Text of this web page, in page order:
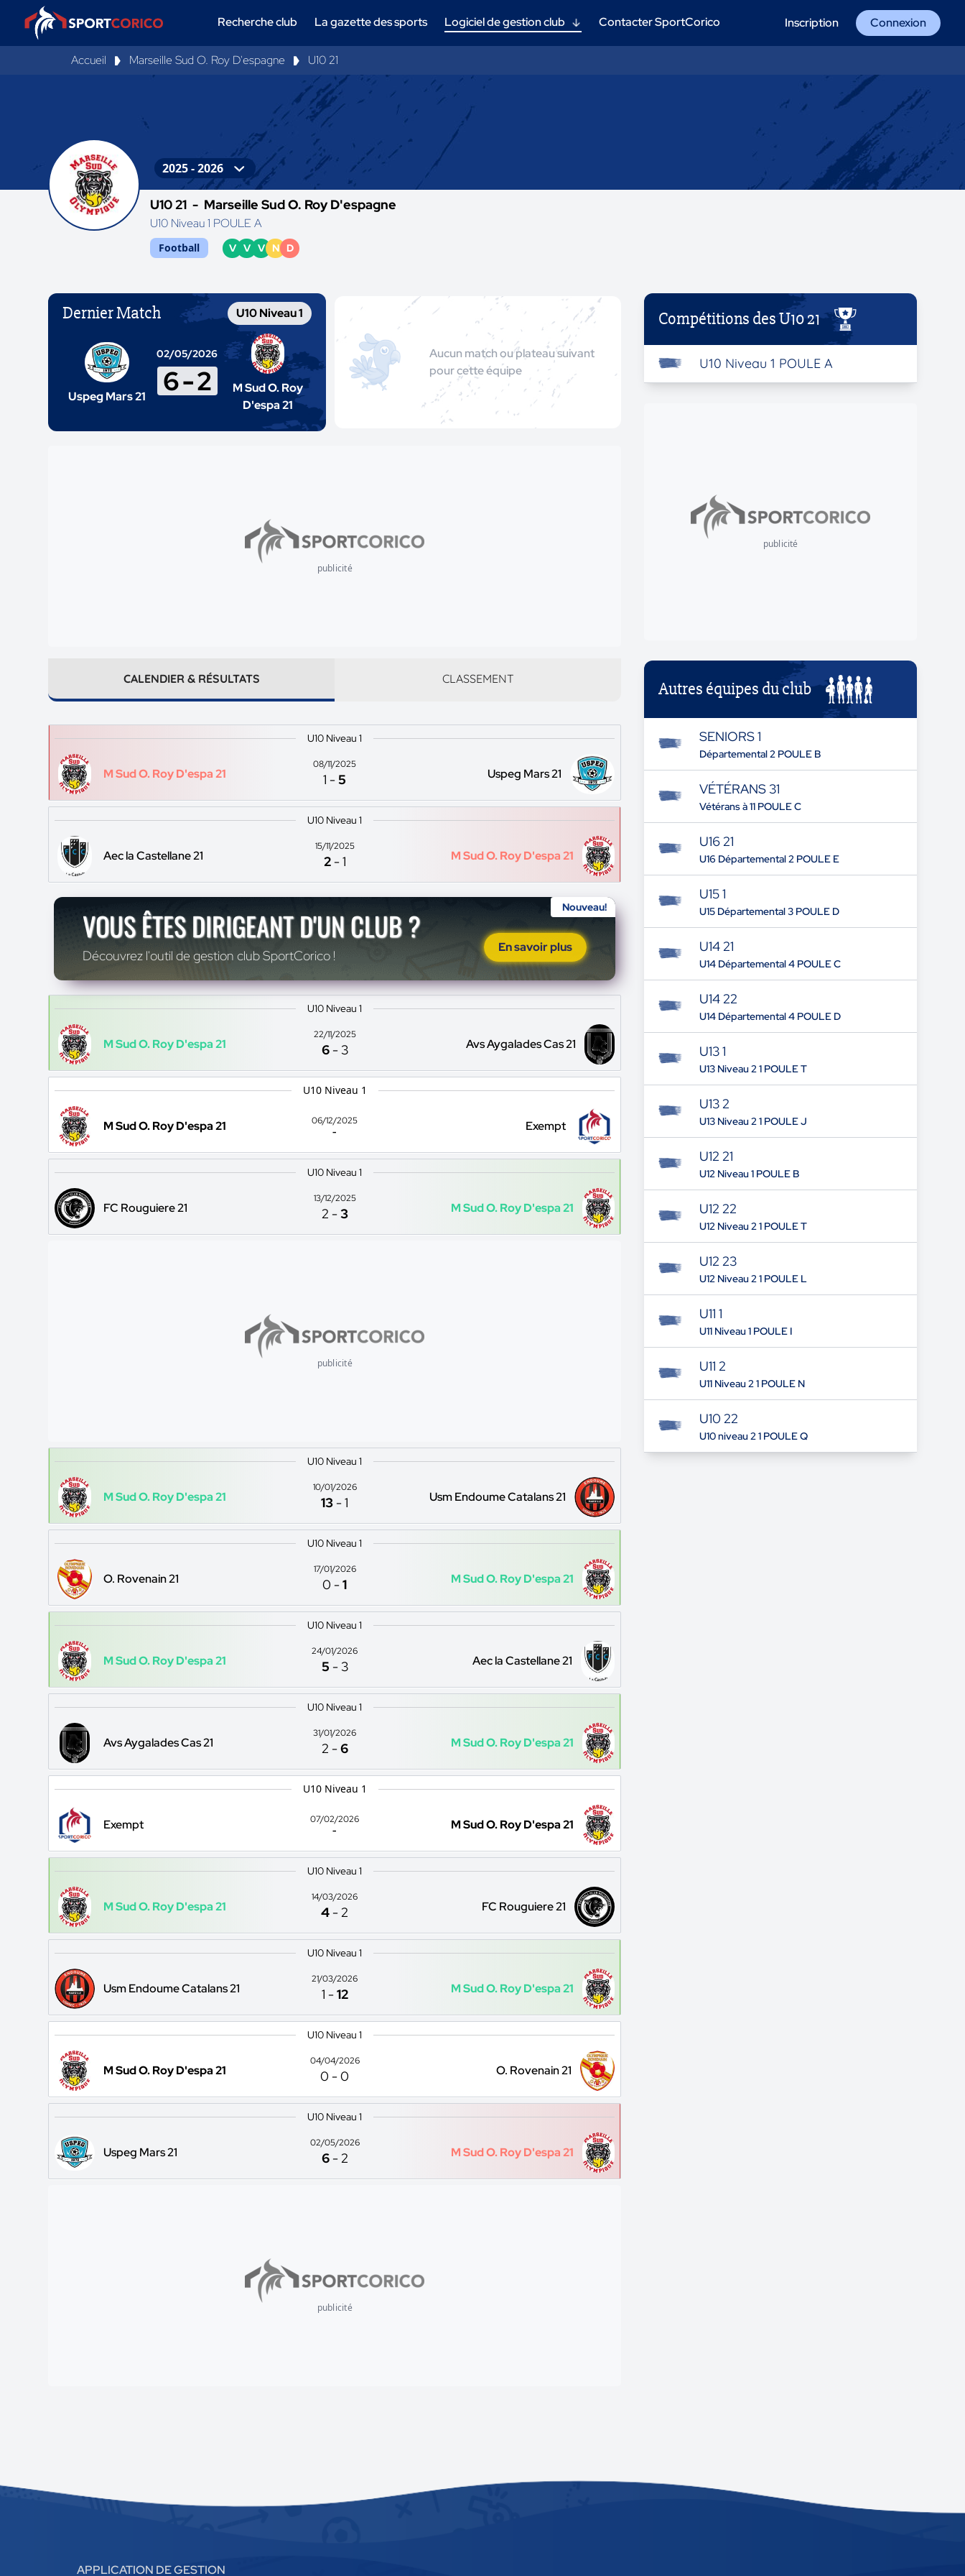
Recherche club La gazette des sports Logiciel de gestion club Contacter SportCorico Inscription Connexion
Accueil Marseille Sud O. Roy D'espagne U10 21
U10 21 - Marseille Sud O. Roy D'espagne
U10 Niveau 1 POULE A
Football V V V N D
Dernier Match U10 Niveau 1
Uspeg Mars 21
02/05/2026
6-2
M Sud O. Roy
D'espa 21
Aucun match ou plateau suivant
pour cette équipe
publicité
CALENDIER & RÉSULTATS CLASSEMENT
U10 Niveau 1
M Sud O. Roy D'espa 21
08/11/2025
1 -5 Uspeg Mars 21
U10 Niveau 1
Aec la Castellane 21
15/11/2025
2 -1 M Sud O. Roy D'espa 21
Nouveau!
VOUS ÊTES DIRIGEANT D'UN CLUB ?
Découvrez l'outil de gestion club SportCorico !
En savoir plus
U10 Niveau 1
M Sud O. Roy D'espa 21
22/11/2025
6 - 3 Avs Aygalades Cas 21
U10 Niveau 1
M Sud O. Roy D'espa 21
06/12/2025
-
Exempt
U10 Niveau 1
FC Rouguiere 21
13/12/2025
2 -3 M Sud O. Roy D'espa 21
publicité
U10 Niveau 1
M Sud O. Roy D'espa 21
10/01/2026
13 -1 Usm Endoume Catalans 21
U10 Niveau 1
O. Rovenain 21
17/01/2026
0 -1 M Sud O. Roy D'espa 21
U10 Niveau 1
M Sud O. Roy D'espa 21
24/01/2026
5 - 3 Aec la Castellane 21
U10 Niveau 1
Avs Aygalades Cas 21
31/01/2026
2 -6 M Sud O. Roy D'espa 21
U10 Niveau 1
Exempt
07/02/2026
-
M Sud O. Roy D'espa 21
U10 Niveau 1
M Sud O. Roy D'espa 21
14/03/2026
4 -2 FC Rouguiere 21
U10 Niveau 1
Usm Endoume Catalans 21
21/03/2026
1 -12 M Sud O. Roy D'espa 21
U10 Niveau 1
M Sud O. Roy D'espa 21
04/04/2026
0 -0 O. Rovenain 21
U10 Niveau 1
Uspeg Mars 21
02/05/2026
6 -2 M Sud O. Roy D'espa 21
publicité
Compétitions des U10 21
U10 Niveau 1 POULE A
publicité
Autres équipes du club
SENIORS 1
Départemental 2 POULE B
VÉTÉRANS 31
Vétérans à 11 POULE C
U16 21
U16 Départemental 2 POULE E
U15 1
U15 Départemental 3 POULE D
U14 21
U14 Départemental 4 POULE C
U14 22
U14 Départemental 4 POULE D
U13 1
U13 Niveau 2 1 POULE T
U13 2
U13 Niveau 2 1 POULE J
U12 21
U12 Niveau 1 POULE B
U12 22
U12 Niveau 2 1 POULE T
U12 23
U12 Niveau 2 1 POULE L
U11 1
U11 Niveau 1 POULE I
U11 2
U11 Niveau 2 1 POULE N
U10 22
U10 niveau 2 1 POULE Q
APPLICATION DE GESTION